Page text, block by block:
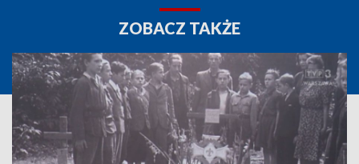
ZOBACZ TAKŻE